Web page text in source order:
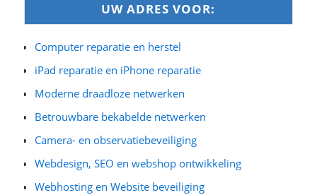
UW ADRES VOOR:
Computer reparatie en herstel
iPad reparatie en iPhone reparatie
Moderne draadloze netwerken
Betrouwbare bekabelde netwerken
Camera- en observatiebeveiliging
Webdesign, SEO en webshop ontwikkeling
Webhosting en Website beveiliging